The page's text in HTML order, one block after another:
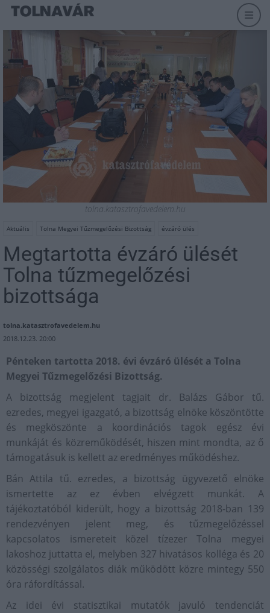
tolna.katasztrofavedelem.hu
Aktuális Tolna Megyei Tűzmegelőzési Bizottság évzáró ülés
Megtartotta évzáró ülését
Tolna tűzmegelőzési
bizottsága
tolna.katasztrofavedelem.hu
2018.12.23. 20:00
Pénteken tartotta 2018. évi évzáró ülését a Tolna
Megyei Tűzmegelőzési Bizottság.
A bizottság megjelent tagjait dr. Balázs Gábor tű.
ezredes, megyei igazgató, a bizottság elnöke köszöntötte
és megköszönte a koordinációs tagok egész évi
munkáját és közreműködését, hiszen mint mondta, az ő
támogatásuk is kellett az eredményes működéshez.
Bán Attila tű. ezredes, a bizottság ügyvezető elnöke
ismertette az ez évben elvégzett munkát. A
tájékoztatóból kiderült, hogy a bizottság 2018-ban 139
rendezvényen jelent meg, és tűzmegelőzéssel
kapcsolatos ismereteit közel tízezer Tolna megyei
lakoshoz juttatta el, melyben 327 hivatásos kolléga és 20
közösségi szolgálatos diák működött közre mintegy 550
óra ráfordítással.
Az idei évi statisztikai mutatók javuló tendenciát